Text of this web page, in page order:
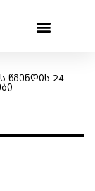
წმენდის 24